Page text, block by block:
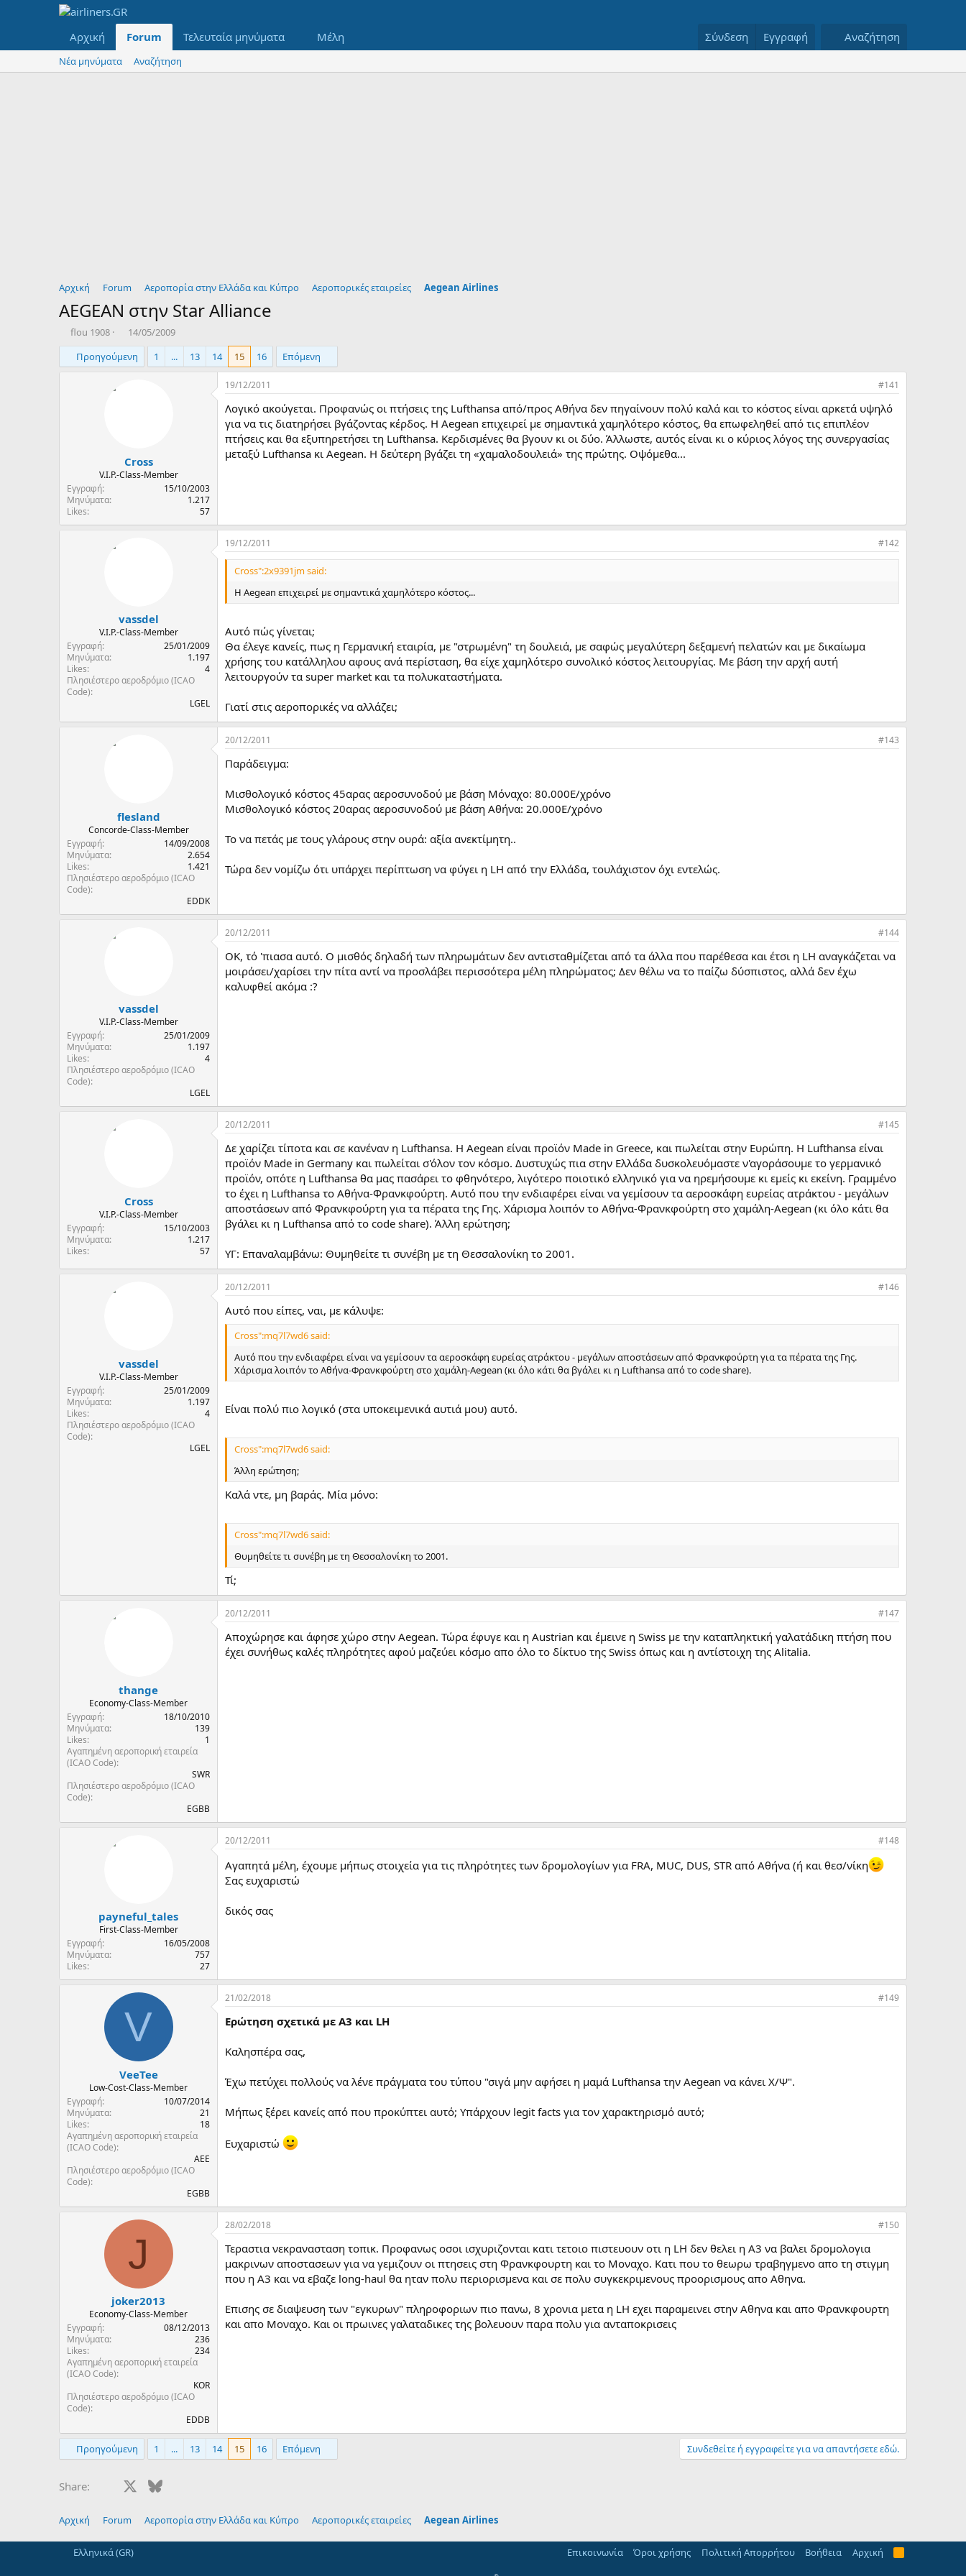
Αρχική Forum Τελευταία μηνύματα Μέλη Σύνδεση Εγγραφή Αναζήτηση
Νέα μηνύματα Αναζήτηση
Αρχική Forum Αεροπορία στην Ελλάδα και Κύπρο Αεροπορικές εταιρείες Aegean Airlines
AEGEAN στην Star Alliance
T
h
e
r
flou 1908
Η
μ
ε
ρ
δ
η
υ
14/05/2009
Προηγούμενη
1 ... 13 14 15 16 Επόμενη
Cross
V.I.P.-Class-Member
Εγγραφή
15/10/2003
Μηνύματα
1.217
Likes
57
19/12/2011 #141
Λογικό ακούγεται. Προφανώς οι πτήσεις της Lufthansa από/προς Αθήνα δεν πηγαίνουν πολύ καλά και το κόστος είναι αρκετά υψηλό
για να τις διατηρήσει βγάζοντας κέρδος. Η Aegean επιχειρεί με σημαντικά χαμηλότερο κόστος, θα επωφεληθεί από τις επιπλέον
πτήσεις και θα εξυπηρετήσει τη Lufthansa. Κερδισμένες θα βγουν κι οι δύο. Άλλωστε, αυτός είναι κι ο κύριος λόγος της συνεργασίας
μεταξύ Lufthansa κι Aegean. Η δεύτερη βγάζει τη «χαμαλοδουλειά» της πρώτης. Οψόμεθα...
vassdel
V.I.P.-Class-Member
Εγγραφή
25/01/2009
Μηνύματα
1.197
Likes
4
Πλησιέστερο αεροδρόμιο (ICAO
Code)
LGEL
19/12/2011 #142
Cross":2x9391jm said:
Η Aegean επιχειρεί με σημαντικά χαμηλότερο κόστος...
Αυτό πώς γίνεται;
Θα έλεγε κανείς, πως η Γερμανική εταιρία, με "στρωμένη" τη δουλειά, με σαφώς μεγαλύτερη δεξαμενή πελατών και με δικαίωμα
χρήσης του κατάλληλου αφους ανά περίσταση, θα είχε χαμηλότερο συνολικό κόστος λειτουργίας. Με βάση την αρχή αυτή
λειτουργούν τα super market και τα πολυκαταστήματα.
Γιατί στις αεροπορικές να αλλάζει;
flesland
Concorde-Class-Member
Εγγραφή
14/09/2008
Μηνύματα
2.654
Likes
1.421
Πλησιέστερο αεροδρόμιο (ICAO
Code)
EDDK
20/12/2011 #143
Παράδειγμα:
Μισθολογικό κόστος 45αρας αεροσυνοδού με βάση Μόναχο: 80.000Ε/χρόνο
Μισθολογικό κόστος 20αρας αεροσυνοδού με βάση Αθήνα: 20.000Ε/χρόνο
Το να πετάς με τους γλάρους στην ουρά: αξία ανεκτίμητη..
Τώρα δεν νομίζω ότι υπάρχει περίπτωση να φύγει η LH από την Ελλάδα, τουλάχιστον όχι εντελώς.
vassdel
V.I.P.-Class-Member
Εγγραφή
25/01/2009
Μηνύματα
1.197
Likes
4
Πλησιέστερο αεροδρόμιο (ICAO
Code)
LGEL
20/12/2011 #144
ΟΚ, τό 'πιασα αυτό. Ο μισθός δηλαδή των πληρωμάτων δεν αντισταθμίζεται από τα άλλα που παρέθεσα και έτσι η LH αναγκάζεται να
μοιράσει/χαρίσει την πίτα αντί να προσλάβει περισσότερα μέλη πληρώματος; Δεν θέλω να το παίζω δύσπιστος, αλλά δεν έχω
καλυφθεί ακόμα :?
Cross
V.I.P.-Class-Member
Εγγραφή
15/10/2003
Μηνύματα
1.217
Likes
57
20/12/2011 #145
Δε χαρίζει τίποτα και σε κανέναν η Lufthansa. Η Aegean είναι προϊόν Made in Greece, και πωλείται στην Ευρώπη. Η Lufthansa είναι
προϊόν Made in Germany και πωλείται σ'όλον τον κόσμο. Δυστυχώς πια στην Ελλάδα δυσκολευόμαστε ν'αγοράσουμε το γερμανικό
προϊόν, οπότε η Lufthansa θα μας πασάρει το φθηνότερο, λιγότερο ποιοτικό ελληνικό για να ηρεμήσουμε κι εμείς κι εκείνη. Γραμμένο
το έχει η Lufthansa το Αθήνα-Φρανκφούρτη. Αυτό που την ενδιαφέρει είναι να γεμίσουν τα αεροσκάφη ευρείας ατράκτου - μεγάλων
αποστάσεων από Φρανκφούρτη για τα πέρατα της Γης. Χάρισμα λοιπόν το Αθήνα-Φρανκφούρτη στο χαμάλη-Aegean (κι όλο κάτι θα
βγάλει κι η Lufthansa από το code share). Άλλη ερώτηση;
ΥΓ: Επαναλαμβάνω: Θυμηθείτε τι συνέβη με τη Θεσσαλονίκη το 2001.
vassdel
V.I.P.-Class-Member
Εγγραφή
25/01/2009
Μηνύματα
1.197
Likes
4
Πλησιέστερο αεροδρόμιο (ICAO
Code)
LGEL
20/12/2011 #146
Αυτό που είπες, ναι, με κάλυψε:
Cross":mq7l7wd6 said:
Αυτό που την ενδιαφέρει είναι να γεμίσουν τα αεροσκάφη ευρείας ατράκτου - μεγάλων αποστάσεων από Φρανκφούρτη για τα πέρατα της Γης.
Χάρισμα λοιπόν το Αθήνα-Φρανκφούρτη στο χαμάλη-Aegean (κι όλο κάτι θα βγάλει κι η Lufthansa από το code share).
Είναι πολύ πιο λογικό (στα υποκειμενικά αυτιά μου) αυτό.
Cross":mq7l7wd6 said:
Άλλη ερώτηση;
Καλά ντε, μη βαράς. Μία μόνο:
Cross":mq7l7wd6 said:
Θυμηθείτε τι συνέβη με τη Θεσσαλονίκη το 2001.
Τί;
thange
Economy-Class-Member
Εγγραφή
18/10/2010
Μηνύματα
139
Likes
1
Αγαπημένη αεροπορική εταιρεία
(ICAO Code)
SWR
Πλησιέστερο αεροδρόμιο (ICAO
Code)
EGBB
20/12/2011 #147
Αποχώρησε και άφησε χώρο στην Aegean. Τώρα έφυγε και η Austrian και έμεινε η Swiss με την καταπληκτική γαλατάδικη πτήση που
έχει συνήθως καλές πληρότητες αφού μαζεύει κόσμο απο όλο το δίκτυο της Swiss όπως και η αντίστοιχη της Alitalia.
payneful_tales
First-Class-Member
Εγγραφή
16/05/2008
Μηνύματα
757
Likes
27
20/12/2011 #148
Αγαπητά μέλη, έχουμε μήπως στοιχεία για τις πληρότητες των δρομολογίων για FRA, MUC, DUS, STR από Αθήνα (ή και θεσ/νίκη
Σας ευχαριστώ
δικός σας
V
VeeTee
Low-Cost-Class-Member
Εγγραφή
10/07/2014
Μηνύματα
21
Likes
18
Αγαπημένη αεροπορική εταιρεία
(ICAO Code)
AEE
Πλησιέστερο αεροδρόμιο (ICAO
Code)
EGBB
21/02/2018 #149
Ερώτηση σχετικά με Α3 και LH
Καλησπέρα σας,
Έχω πετύχει πολλούς να λένε πράγματα του τύπου "σιγά μην αφήσει η μαμά Lufthansa την Aegean να κάνει Χ/Ψ".
Μήπως ξέρει κανείς από που προκύπτει αυτό; Υπάρχουν legit facts για τον χαρακτηρισμό αυτό;
Ευχαριστώ
J
joker2013
Economy-Class-Member
Εγγραφή
08/12/2013
Μηνύματα
236
Likes
234
Αγαπημένη αεροπορική εταιρεία
(ICAO Code)
KOR
Πλησιέστερο αεροδρόμιο (ICAO
Code)
EDDB
28/02/2018 #150
Τεραστια νεκρανασταση τοπικ. Προφανως οσοι ισχυριζονται κατι τετοιο πιστευουν οτι η LH δεν θελει η Α3 να βαλει δρομολογια
μακρινων αποστασεων για να γεμιζουν οι πτησεις στη Φρανκφουρτη και το Μοναχο. Κατι που το θεωρω τραβηγμενο απο τη στιγμη
που η A3 και να εβαζε long-haul θα ηταν πολυ περιορισμενα και σε πολυ συγκεκριμενους προορισμους απο Αθηνα.
Επισης σε διαψευση των "εγκυρων" πληροφοριων πιο πανω, 8 χρονια μετα η LH εχει παραμεινει στην Αθηνα και απο Φρανκφουρτη
και απο Μοναχο. Και οι πρωινες γαλαταδικες της βολευουν παρα πολυ για ανταποκρισεις
Προηγούμενη 1 ... 13 14 15 16 Επόμενη Συνδεθείτε ή εγγραφείτε για να απαντήσετε εδώ.
Share: Facebook Bluesky
Αρχική Forum Αεροπορία στην Ελλάδα και Κύπρο Αεροπορικές εταιρείες Aegean Airlines
Ελληνικά (GR) Επικοινωνία Όροι χρήσης Πολιτική Απορρήτου Βοήθεια Αρχική
R